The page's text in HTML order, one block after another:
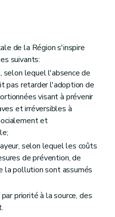
3 Notification
4 Publicité supplémentaire
publique
à l'information dans le cadre de l'enquête publique
relative à la décision
de la Région s'inspire
suivants:
selon lequel l'absence de
pas retarder l'adoption de
visant à prévenir
et irréversibles à
et
selon lequel les coûts
de prévention, de
pollution sont assumés
priorité à la source, des